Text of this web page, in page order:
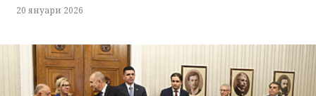
20 януари 2026